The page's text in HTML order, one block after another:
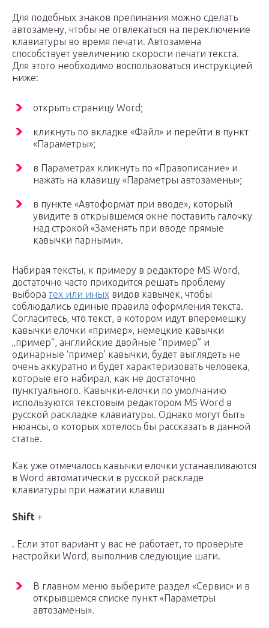
Для подобных знаков препинания можно сделать
автозамену, чтобы не отвлекаться на переключение
клавиатуры во время печати. Автозамена
способствует увеличению скорости печати текста.
Для этого необходимо воспользоваться инструкцией
ниже:
открыть страницу Word;
кликнуть по вкладке «Файл» и перейти в пункт
«Параметры»;
в Параметрах кликнуть по «Правописание» и
нажать на клавишу «Параметры автозамены»;
в пункте «Автоформат при вводе», который
увидите в открывшемся окне поставить галочку
над строкой «Заменять при вводе прямые
кавычки парными».
Набирая тексты, к примеру в редакторе MS Word,
достаточно часто приходится решать проблему
выбора тех или иных видов кавычек, чтобы
соблюдались единые правила оформления текста.
Согласитесь, что текст, в котором идут вперемешку
кавычки елочки «пример», немецкие кавычки
„пример“, английские двойные “пример” и
одинарные ‘пример’ кавычки, будет выглядеть не
очень аккуратно и будет характеризовать человека,
которые его набирал, как не достаточно
пунктуального. Кавычки-елочки по умолчанию
используются текстовым редактором MS Word в
русской раскладке клавиатуры. Однако могут быть
нюансы, о которых хотелось бы рассказать в данной
статье.
Как уже отмечалось кавычки елочки устанавливаются
в Word автоматически в русской раскладе
клавиатуры при нажатии клавиш
Shift +
. Если этот вариант у вас не работает, то проверьте
настройки Word, выполнив следующие шаги.
В главном меню выберите раздел «Сервис» и в
открывшемся списке пункт «Параметры
автозамены».